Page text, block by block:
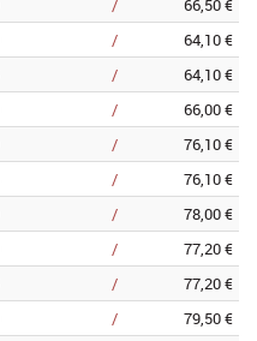
/
66,50 €
/
64,10 €
/
64,10 €
/
66,00 €
/
76,10 €
/
76,10 €
/
78,00 €
/
77,20 €
/
77,20 €
/ 79,50 €